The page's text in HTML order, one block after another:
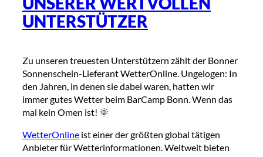
UNTERSTÜTZER
Zu unseren treuesten Unterstützern zählt der Bonner
Sonnenschein-Lieferant WetterOnline. Ungelogen: In
den Jahren, in denen sie dabei waren, hatten wir
immer gutes Wetter beim BarCamp Bonn. Wenn das
mal kein Omen ist! 🌞
WetterOnline ist einer der größten global tätigen
Anbieter für Wetterinformationen. Weltweit bieten